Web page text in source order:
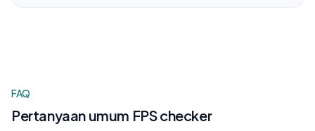
FAQ
Pertanyaan umum FPS checker